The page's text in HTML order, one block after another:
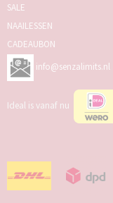
SALE
NAAILESSEN
CADEAUBON
info@senzalimits.nl
Ideal is vanaf nu